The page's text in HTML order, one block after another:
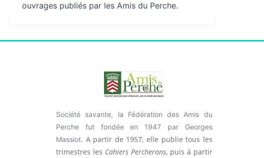
ouvrages publiés par les Amis du Perche.
Société savante, la Fédération des Amis du
Perche fut fondée en 1947 par Georges
Massiot. A partir de 1957, elle publie tous les
trimestres les Cahiers Percherons, puis à partir